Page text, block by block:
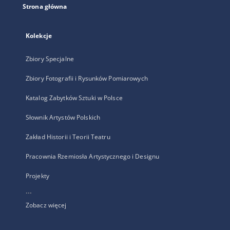
Strona główna
Kolekcje
Zbiory Specjalne
Zbiory Fotografii i Rysunków Pomiarowych
Katalog Zabytków Sztuki w Polsce
Słownik Artystów Polskich
Zakład Historii i Teorii Teatru
Pracownia Rzemiosła Artystycznego i Designu
Projekty
...
Zobacz więcej